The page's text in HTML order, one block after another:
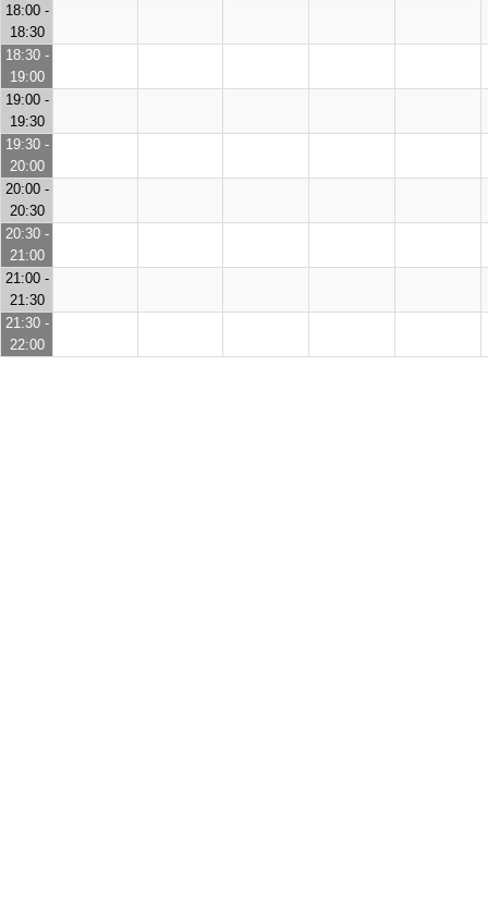
18:00 -
18:30
18:30 -
19:00
19:00 -
19:30
19:30 -
20:00
20:00 -
20:30
20:30 -
21:00
21:00 -
21:30
21:30 -
22:00